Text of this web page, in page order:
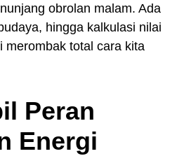
obrolan malam. Ada
hingga kalkulasi nilai
merombak total cara kita
Peran
Energi